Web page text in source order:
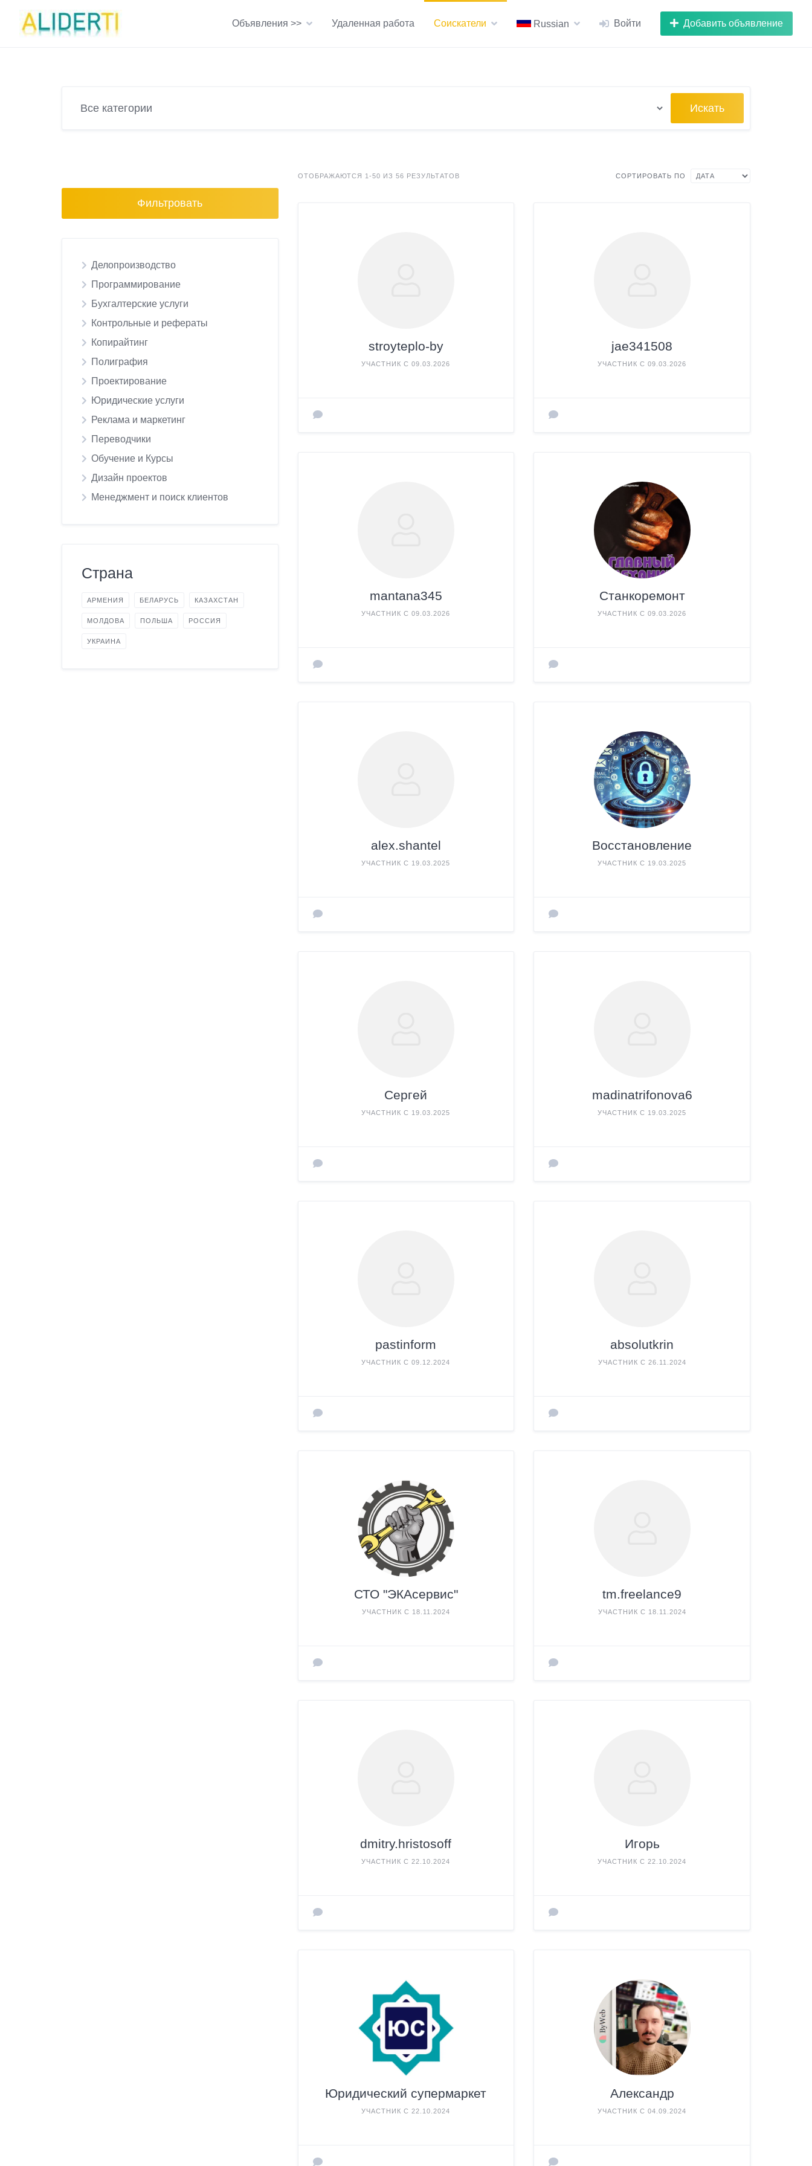
content
Объявления >> Удаленная работа Соискатели Russian Войти Добавить объявление
Искать
Фильтровать
Делопроизводство
Программирование
Бухгалтерские услуги
Контрольные и рефераты
Копирайтинг
Полиграфия
Проектирование
Юридические услуги
Реклама и маркетинг
Переводчики
Обучение и Курсы
Дизайн проектов
Менеджмент и поиск клиентов
Страна
АРМЕНИЯ БЕЛАРУСЬ КАЗАХСТАН
МОЛДОВА ПОЛЬША РОССИЯ
УКРАИНА
ОТОБРАЖАЮТСЯ 1-50 ИЗ 56 РЕЗУЛЬТАТОВ СОРТИРОВАТЬ ПО
stroyteplo-by
УЧАСТНИК С 09.03.2026
jae341508
УЧАСТНИК С 09.03.2026
mantana345
УЧАСТНИК С 09.03.2026
Станкоремонт
УЧАСТНИК С 09.03.2026
alex.shantel
УЧАСТНИК С 19.03.2025
Восстановление
УЧАСТНИК С 19.03.2025
Сергей
УЧАСТНИК С 19.03.2025
madinatrifonova6
УЧАСТНИК С 19.03.2025
pastinform
УЧАСТНИК С 09.12.2024
absolutkrin
УЧАСТНИК С 26.11.2024
СТО "ЭКАсервис"
УЧАСТНИК С 18.11.2024
tm.freelance9
УЧАСТНИК С 18.11.2024
dmitry.hristosoff
УЧАСТНИК С 22.10.2024
Игорь
УЧАСТНИК С 22.10.2024
Юридический супермаркет
УЧАСТНИК С 22.10.2024
Александр
УЧАСТНИК С 04.09.2024